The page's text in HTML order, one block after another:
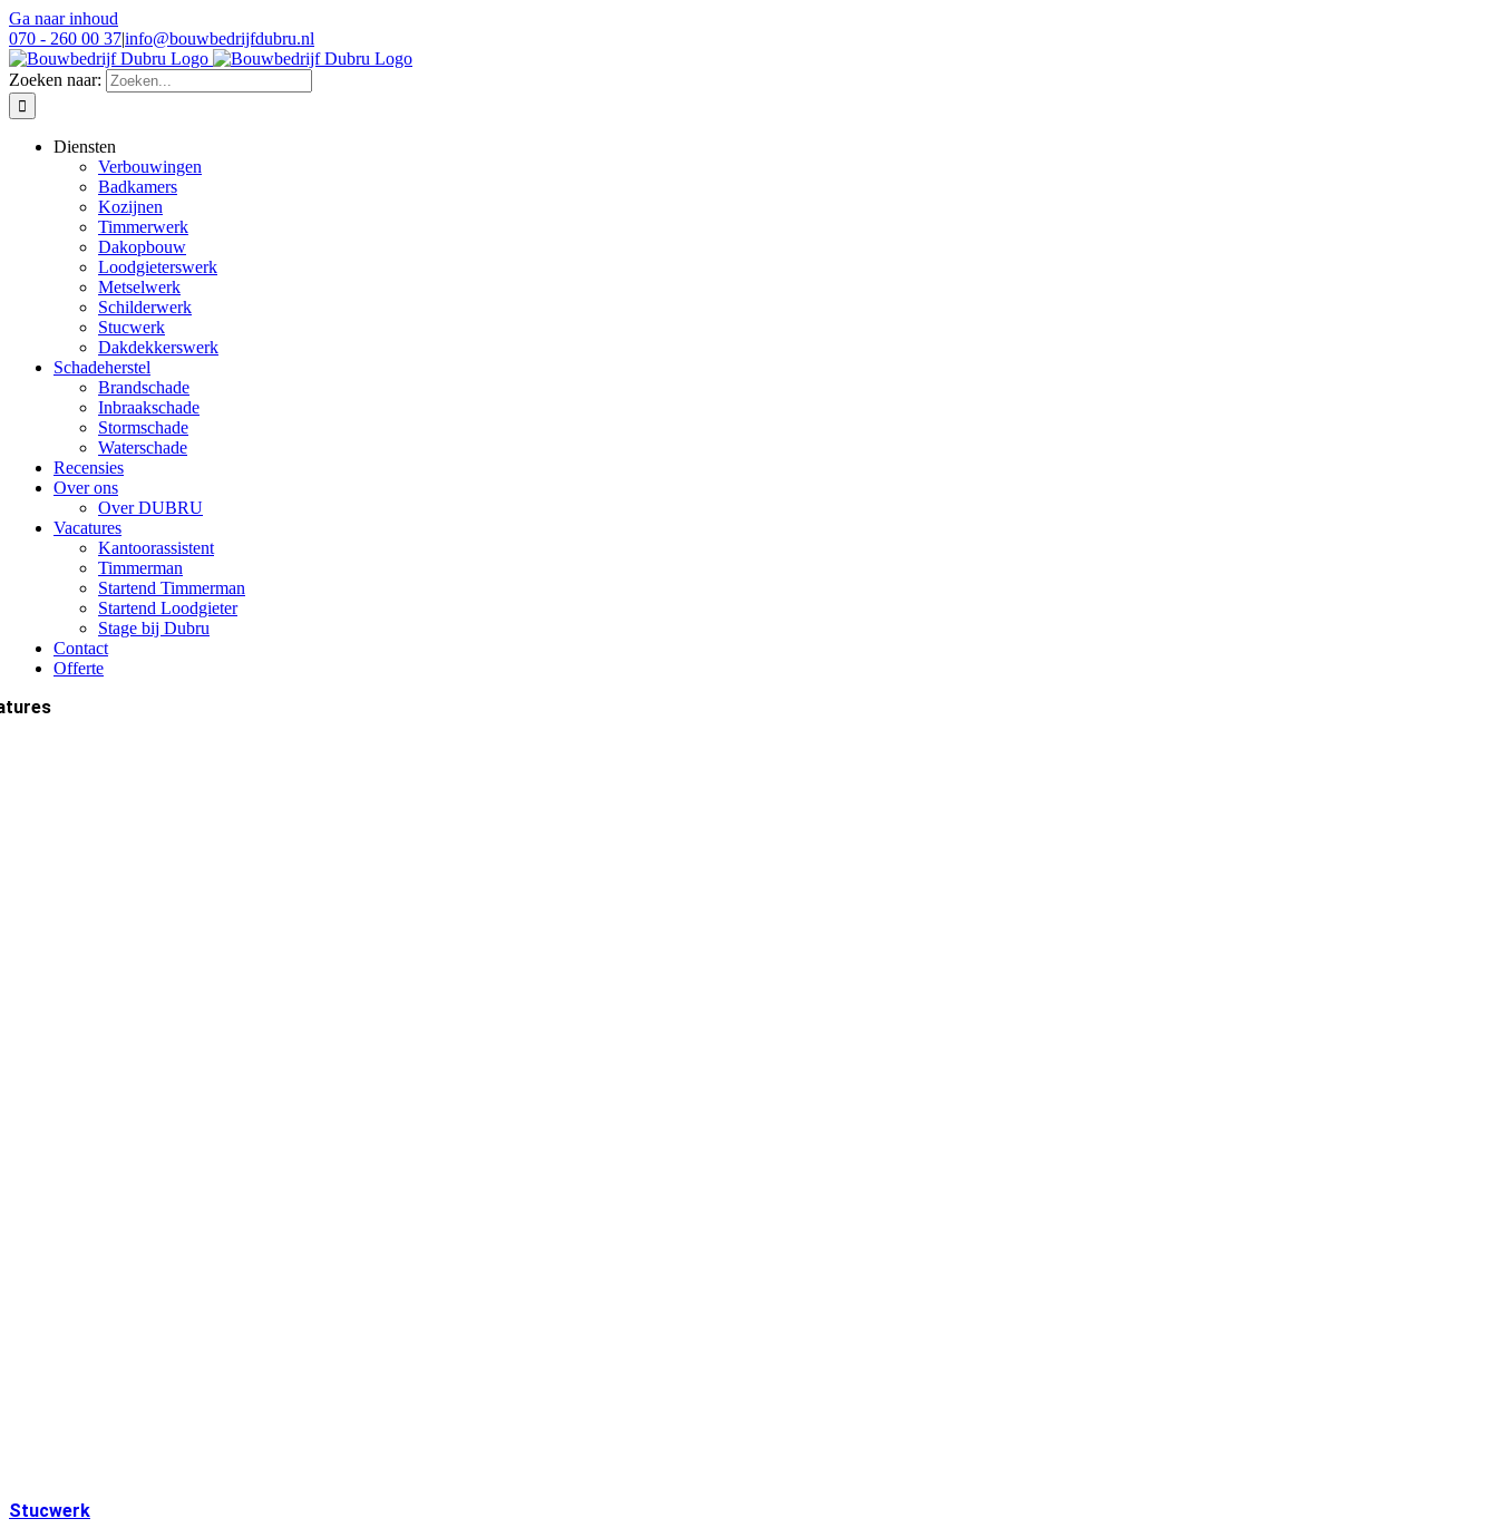
Ga naar inhoud
070 - 260 00 37|info@bouwbedrijfdubru.nl
Zoeken naar:
Diensten
Verbouwingen
Badkamers
Kozijnen
Timmerwerk
Dakopbouw
Loodgieterswerk
Metselwerk
Schilderwerk
Stucwerk
Dakdekkerswerk
Schadeherstel
Brandschade
Inbraakschade
Stormschade
Waterschade
Recensies
Over ons
Over DUBRU
Vacatures
Kantoorassistent
Timmerman
Startend Timmerman
Startend Loodgieter
Stage bij Dubru
Contact
Offerte
Stucwerk